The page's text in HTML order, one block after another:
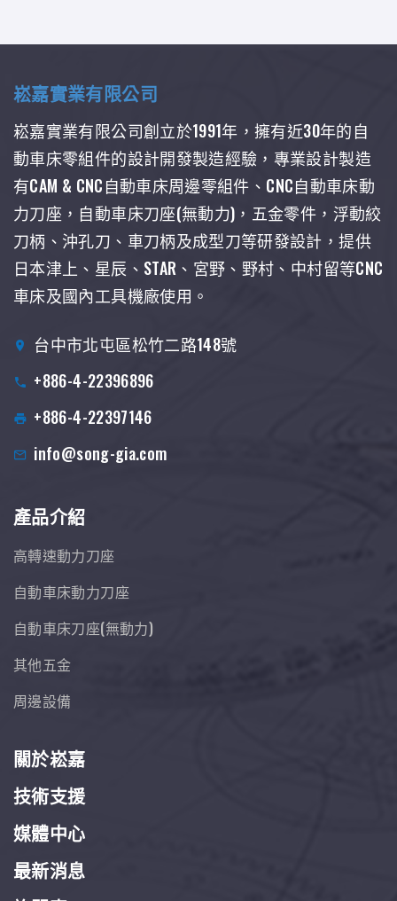
崧嘉實業有限公司
崧嘉實業有限公司創立於1991年，擁有近30年的自
動車床零組件的設計開發製造經驗，專業設計製造
有CAM & CNC自動車床周邊零組件、CNC自動車床動
力刀座，自動車床刀座(無動力)，五金零件，浮動絞
刀柄、沖孔刀、車刀柄及成型刀等研發設計，提供
日本津上、星辰、STAR、宮野、野村、中村留等CNC
車床及國內工具機廠使用。
台中市北屯區松竹二路148號
+886-4-22396896
+886-4-22397146
info@song-gia.com
產品介紹
高轉速動力刀座
自動車床動力刀座
自動車床刀座(無動力)
其他五金
周邊設備
關於崧嘉
技術支援
媒體中心
最新消息